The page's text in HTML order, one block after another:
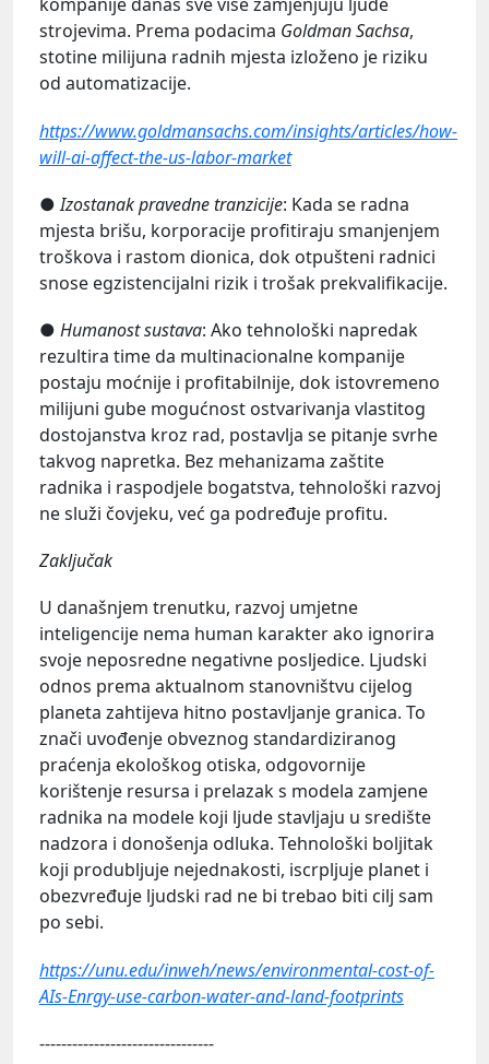
kompanije danas sve više zamjenjuju ljude
strojevima. Prema podacima Goldman Sachsa,
stotine milijuna radnih mjesta izloženo je riziku
od automatizacije.
https://www.goldmansachs.com/insights/articles/how-
will-ai-affect-the-us-labor-market
●Izostanak pravedne tranzicije: Kada se radna
mjesta brišu, korporacije profitiraju smanjenjem
troškova i rastom dionica, dok otpušteni radnici
snose egzistencijalni rizik i trošak prekvalifikacije.
● Humanost sustava: Ako tehnološki napredak
rezultira time da multinacionalne kompanije
postaju moćnije i profitabilnije, dok istovremeno
milijuni gube mogućnost ostvarivanja vlastitog
dostojanstva kroz rad, postavlja se pitanje svrhe
takvog napretka. Bez mehanizama zaštite
radnika i raspodjele bogatstva, tehnološki razvoj
ne služi čovjeku, već ga podređuje profitu.
Zaključak
U današnjem trenutku, razvoj umjetne
inteligencije nema human karakter ako ignorira
svoje neposredne negativne posljedice. Ljudski
odnos prema aktualnom stanovništvu cijelog
planeta zahtijeva hitno postavljanje granica. To
znači uvođenje obveznog standardiziranog
praćenja ekološkog otiska, odgovornije
korištenje resursa i prelazak s modela zamjene
radnika na modele koji ljude stavljaju u središte
nadzora i donošenja odluka. Tehnološki boljitak
koji produbljuje nejednakosti, iscrpljuje planet i
obezvređuje ljudski rad ne bi trebao biti cilj sam
po sebi.
https://unu.edu/inweh/news/environmental-cost-of-
AIs-Enrgy-use-carbon-water-and-land-footprints
--------------------------------